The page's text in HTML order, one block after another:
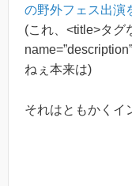
の野外フェス出演
(これ、<title>タグ
ねぇ本来は)
それはともかくイ